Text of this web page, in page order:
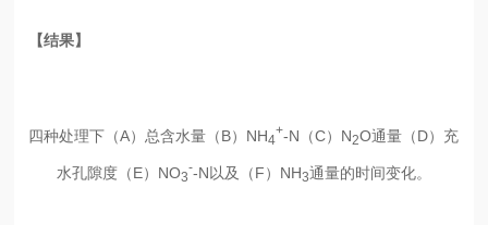
【结果】
四种处理下（A）总含水量（B）NH4
+-N（C）N2O通量（D）充
水孔隙度（E）NO3
--N以及（F）NH3通量的时间变化。